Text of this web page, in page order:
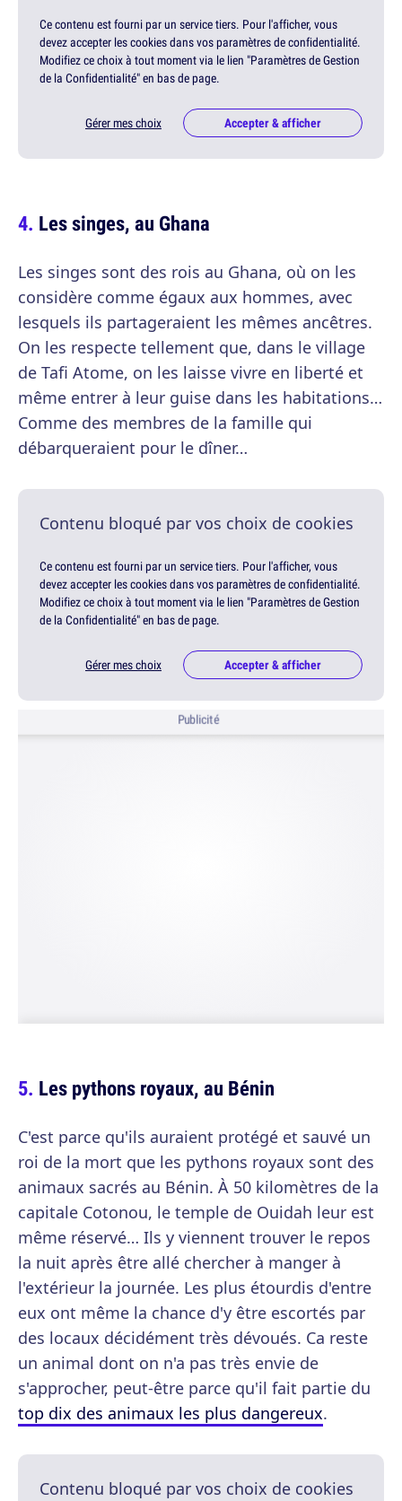
Ce contenu est fourni par un service tiers. Pour l'afficher, vous
devez accepter les cookies dans vos paramètres de confidentialité.
Modifiez ce choix à tout moment via le lien "Paramètres de Gestion
de la Confidentialité" en bas de page.
Gérer mes choix Accepter & afficher
Les singes, au Ghana
Les singes sont des rois au Ghana, où on les
considère comme égaux aux hommes, avec
lesquels ils partageraient les mêmes ancêtres.
On les respecte tellement que, dans le village
de Tafi Atome, on les laisse vivre en liberté et
même entrer à leur guise dans les habitations…
Comme des membres de la famille qui
débarqueraient pour le dîner…
Contenu bloqué par vos choix de cookies
Ce contenu est fourni par un service tiers. Pour l'afficher, vous
devez accepter les cookies dans vos paramètres de confidentialité.
Modifiez ce choix à tout moment via le lien "Paramètres de Gestion
de la Confidentialité" en bas de page.
Gérer mes choix Accepter & afficher
Publicité
Les pythons royaux, au Bénin
C'est parce qu'ils auraient protégé et sauvé un
roi de la mort que les pythons royaux sont des
animaux sacrés au Bénin. À 50 kilomètres de la
capitale Cotonou, le temple de Ouidah leur est
même réservé… Ils y viennent trouver le repos
la nuit après être allé chercher à manger à
l'extérieur la journée. Les plus étourdis d'entre
eux ont même la chance d'y être escortés par
des locaux décidément très dévoués. Ca reste
un animal dont on n'a pas très envie de
s'approcher, peut-être parce qu'il fait partie du
top dix des animaux les plus dangereux.
Contenu bloqué par vos choix de cookies